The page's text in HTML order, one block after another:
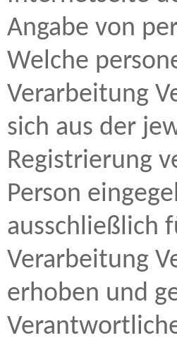
Angabe von
Welche
Verarbeitung
sich aus der
Registrierung
Person
ausschließlich
Verarbeitung
erhoben und